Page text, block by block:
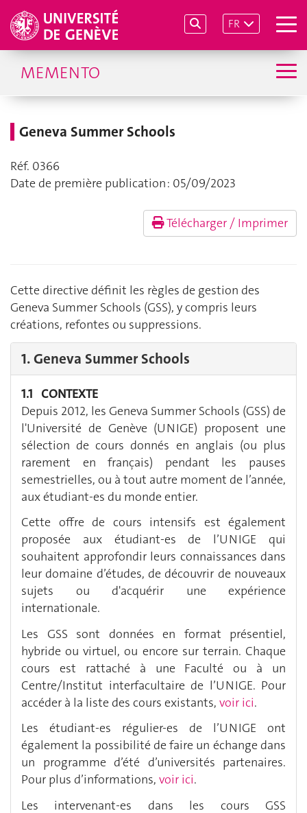
FR
MEMENTO
Geneva Summer Schools
Réf. 0366
Date de première publication : 05/09/2023
Télécharger / Imprimer
Cette directive définit les règles de gestion des
Geneva Summer Schools (GSS), y compris leurs
créations, refontes ou suppressions.
1. Geneva Summer Schools
1.1 CONTEXTE
Depuis 2012, les Geneva Summer Schools (GSS) de
l'Université de Genève (UNIGE) proposent une
sélection de cours donnés en anglais (ou plus
rarement en français) pendant les pauses
semestrielles, ou à tout autre moment de l’année,
aux étudiant-es du monde entier.
Cette offre de cours intensifs est également
proposée aux étudiant-es de l’UNIGE qui
souhaitent approfondir leurs connaissances dans
leur domaine d’études, de découvrir de nouveaux
sujets ou d'acquérir une expérience
internationale.
Les GSS sont données en format présentiel,
hybride ou virtuel, ou encore sur terrain. Chaque
cours est rattaché à une Faculté ou à un
Centre/Institut interfacultaire de l’UNIGE. Pour
accéder à la liste des cours existants, voir ici.
Les étudiant-es régulier-es de l’UNIGE ont
également la possibilité de faire un échange dans
un programme d’été d’universités partenaires.
Pour plus d’informations, voir ici.
Les intervenant-es dans les cours GSS